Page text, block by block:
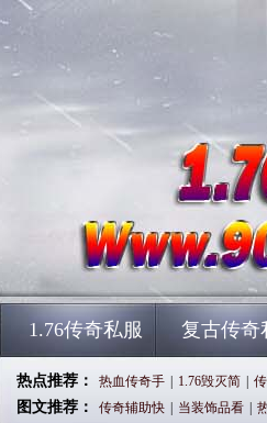
1.76传奇私服 复古传奇
热点推荐： 热血传奇手 1.76毁灭简
图文推荐：
传奇辅助快 当装饰品看